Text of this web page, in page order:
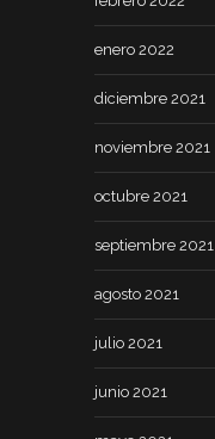
enero 2022
diciembre 2021
noviembre 2021
octubre 2021
septiembre 2021
agosto 2021
julio 2021
junio 2021